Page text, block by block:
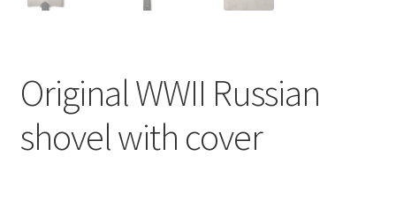
Original WWII Russian
shovel with cover